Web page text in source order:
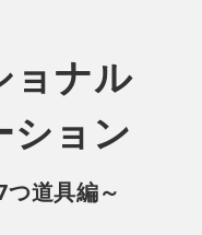
ョナル
ション
道具編～